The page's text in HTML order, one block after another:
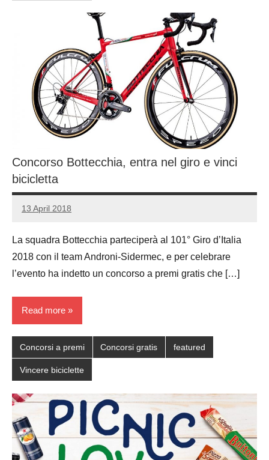
Concorso Bottecchia, entra nel giro e vinci
bicicletta
13 April 2018
Luca
1
La squadra Bottecchia parteciperà al 101° Giro d’Italia
2018 con il team Androni-Sidermec, e per celebrare
l’evento ha indetto un concorso a premi gratis che […]
Read more
Concorsi a premi Concorsi gratis featured
Vincere biciclette